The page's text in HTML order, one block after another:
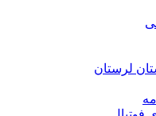
لرستان